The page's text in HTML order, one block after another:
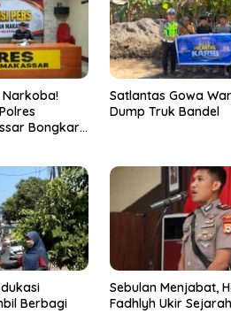
Narkoba!
Bongkar
Satlantas Gowa
Dump Truk Bandel
Berbagi
Sebulan Menjabat,
Fadhlyh Ukir Sejarah